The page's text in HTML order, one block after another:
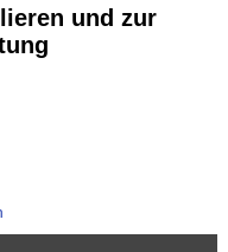
und zur